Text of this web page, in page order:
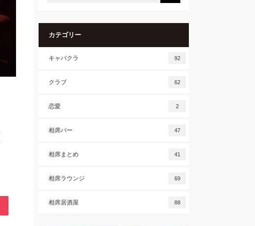
カテゴリー
キャバクラ 92
クラブ 62
恋愛 2
相席バー 47
相席まとめ 41
相席ラウンジ 69
相席居酒屋 88